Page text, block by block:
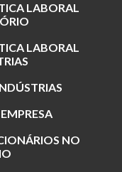
LABORAL
LABORAL
NO